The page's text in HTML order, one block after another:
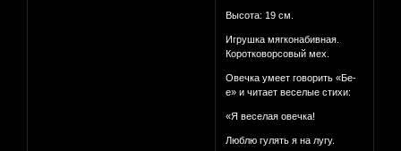
Высота: 19 см.
Игрушка мягконабивная.
Коротковорсовый мех.
Овечка умеет говорить «Бе-
е» и читает веселые стихи:
«Я веселая овечка!
Люблю гулять я на лугу.